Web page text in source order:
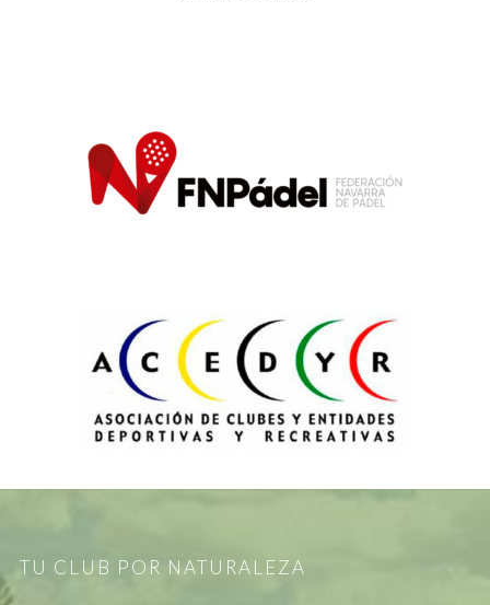
TU CLUB POR NATURALEZA